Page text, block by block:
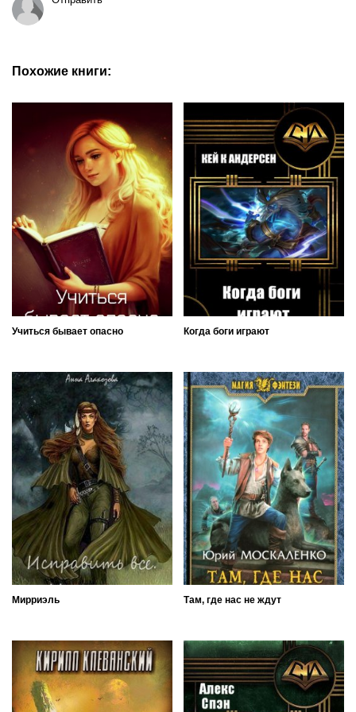
Похожие книги:
Учиться бывает опасно Когда боги играют
Мирриэль Там, где нас не ждут